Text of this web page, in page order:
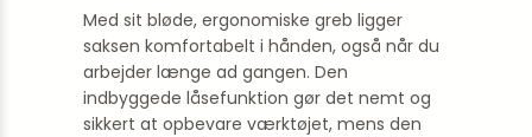
Med sit bløde, ergonomiske greb ligger
saksen komfortabelt i hånden, også når du
arbejder længe ad gangen. Den
indbyggede låsefunktion gør det nemt og
sikkert at opbevare værktøjet, mens den